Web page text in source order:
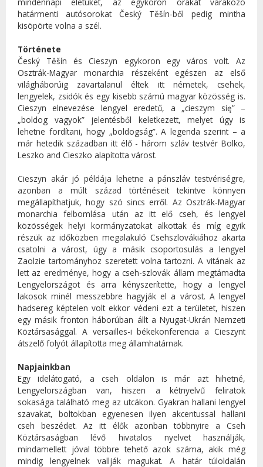
határmenti autósorokat Český Těšín-ből pedig mintha
kisöpörte volna a szél.
Története
Český Těšín és Cieszyn egykoron egy város volt. Az
Osztrák-Magyar monarchia részeként egészen az első
világháborúig zavartalanul éltek itt németek, csehek,
lengyelek, zsidók és egy kisebb számú magyar közösség is.
Cieszyn elnevezése lengyel eredetű, a „cieszym się” –
„boldog vagyok” jelentésből keletkezett, melyet úgy is
lehetne fordítani, hogy „boldogság”. A legenda szerint – a
már hetedik században itt élő - három szláv testvér Bolko,
Leszko and Cieszko alapította várost.
Cieszyn akár jó példája lehetne a pánszláv testvériségre,
azonban a múlt század történéseit tekintve könnyen
megállapíthatjuk, hogy szó sincs erről. Az Osztrák-Magyar
monarchia felbomlása után az itt elő cseh, és lengyel
közösségek helyi kormányzatokat alkottak és míg egyik
részük az időközben megalakuló Csehszlovákiához akarta
csatolni a várost, úgy a másik csoportosulás a lengyel
Zaolzie tartományhoz szeretett volna tartozni. A vitának az
lett az eredménye, hogy a cseh-szlovák állam megtámadta
Lengyelországot és arra kényszerítette, hogy a lengyel
lakosok minél messzebbre hagyják el a várost. A lengyel
hadsereg képtelen volt ekkor védeni ezt a területet, hiszen
egy másik fronton háborúban állt a Nyugat-Ukrán Nemzeti
Köztársasággal. A versailles-i békekonferencia a Cieszynt
átszelő folyót állapította meg államhatárnak.
Napjainkban
Egy idelátogató, a cseh oldalon is már azt hihetné,
Lengyelországban van, hiszen a kétnyelvű feliratok
sokasága található meg az utcákon. Gyakran hallani lengyel
szavakat, boltokban egyenesen ilyen akcentussal hallani
cseh beszédet. Az itt élők azonban többnyire a Cseh
Köztársaságban lévő hivatalos nyelvet használják,
mindamellett jóval többre tehető azok száma, akik még
mindig lengyelnek vallják magukat. A határ túloldalán